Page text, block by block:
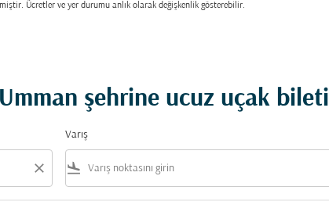
Ücretler ve yer durumu anlık olarak değişkenlik gösterebilir.
şehrine ucuz uçak bileti
close
Varış
flight_land